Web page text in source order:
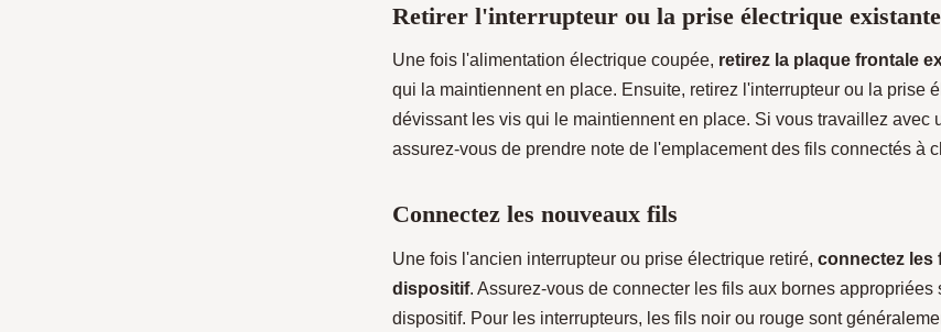
Retirer l'interrupteur ou la prise électrique existante
Une fois l'alimentation électrique coupée, retirez la plaque frontale
qui la maintiennent en place. Ensuite, retirez l'interrupteur ou la prise
dévissant les vis qui le maintiennent en place. Si vous travaillez avec
assurez-vous de prendre note de l'emplacement des fils connectés à
Connectez les nouveaux fils
Une fois l'ancien interrupteur ou prise électrique retiré, connectez les
dispositif. Assurez-vous de connecter les fils aux bornes appropriées
dispositif. Pour les interrupteurs, les fils noir ou rouge sont